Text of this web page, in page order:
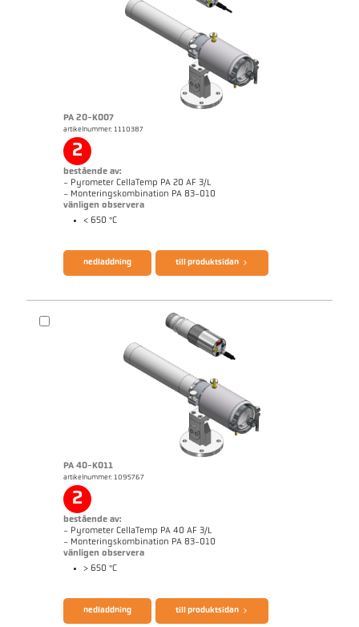
PA 20-K007
artikelnummer: 1110387
2
bestående av:
- Pyrometer CellaTemp PA 20 AF 3/L
- Monteringskombination PA 83-010
vänligen observera
< 650 °C
nedladdning till produktsidan
PA 40-K011
artikelnummer: 1095767
2
bestående av:
- Pyrometer CellaTemp PA 40 AF 3/L
- Monteringskombination PA 83-010
vänligen observera
> 650 °C
nedladdning till produktsidan